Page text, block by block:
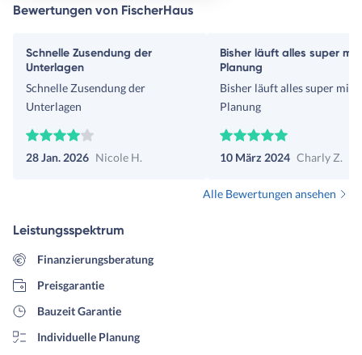
Bewertungen von FischerHaus
Schnelle Zusendung der
Unterlagen
Schnelle Zusendung der
Unterlagen
28 Jan. 2026 Nicole H.
Bisher läuft alles super mit
Planung
Bisher läuft alles super mit
Planung
10 März 2024 Charly Z.
Alle Bewertungen ansehen
Leistungsspektrum
Finanzierungsberatung
Preisgarantie
Bauzeit Garantie
Individuelle Planung